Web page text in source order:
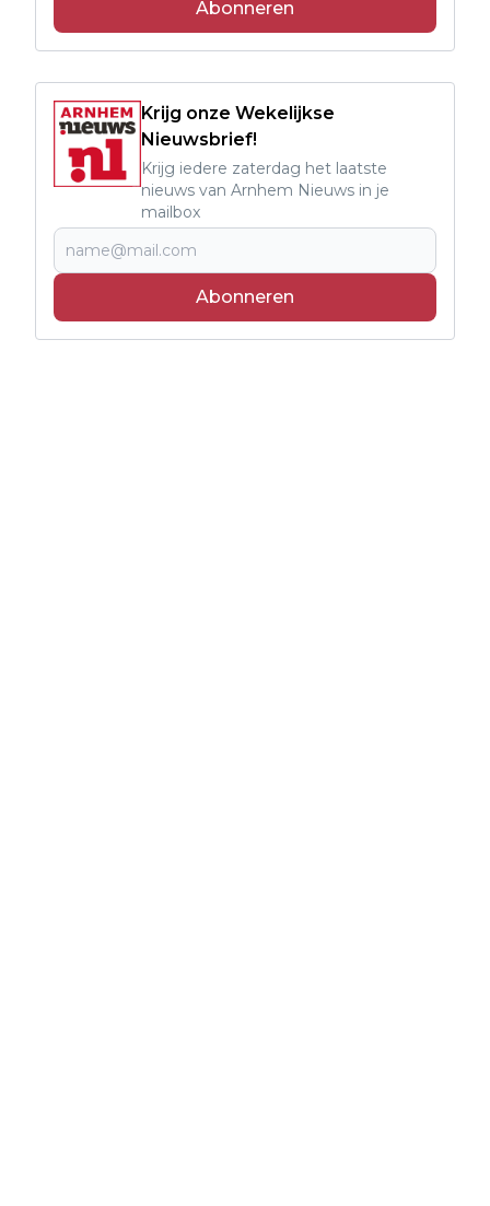
Abonneren
Krijg onze Wekelijkse
Nieuwsbrief!
Krijg iedere zaterdag het laatste
nieuws van Arnhem Nieuws in je
mailbox
Abonneren